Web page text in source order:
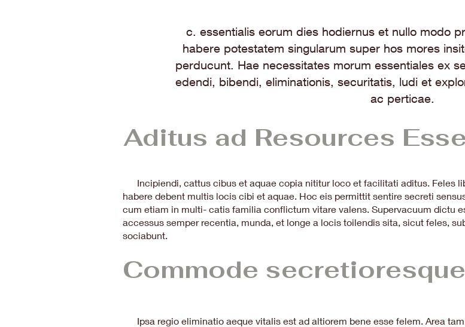
c. essentialis eorum dies hodiernus et nullo modo
habere potestatem singularum super hos mores
perducunt. Hae necessitates morum essentiales ex
edendi, bibendi, eliminationis, securitatis, ludi et
ac perticae.
Aditus ad Resources
Incipiendi, cattus cibus et aquae copia nititur loco et facilitati aditus. Feles
habere debent multis locis cibi et aquae. Hoc eis permittit sentire secreti
cum etiam in multi- catis familia conflictum vitare valens. Supervacuum dictu
accessus semper recentia, munda, et longe a locis toilendis sita, sicut feles,
sociabunt.
Commode secretioresque
Ipsa regio eliminatio aeque vitalis est ad altiorem bene esse felem. Area